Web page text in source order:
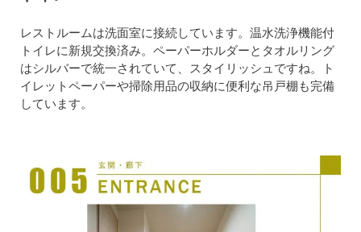
レストルームは洗面室に接続しています。温水洗浄機能付
トイレに新規交換済み。ペーパーホルダーとタオルリング
はシルバーで統一されていて、スタイリッシュですね。ト
イレットペーパーや掃除用品の収納に便利な吊戸棚も完備
しています。